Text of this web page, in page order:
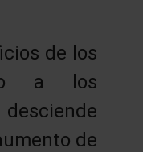
de los
a los
de